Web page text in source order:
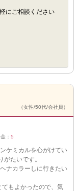
にご相談ください
（女性/50代/会社員）
： 5
ケミカルを心がけてい
たいです。
ナカラーしに行きたい
もよかったので、気